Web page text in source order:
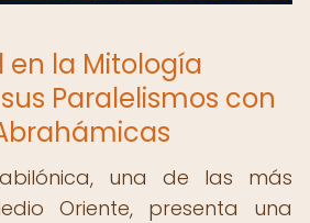
en la Mitología
Paralelismos con
una de las más
Oriente, presenta una